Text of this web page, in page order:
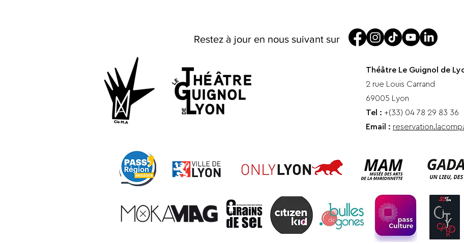
Restez à jour en nous suivant sur
Théâtre Le Guignol de
2 rue Louis Carrand
69005 Lyon
Tel : +(33) 04 78 29 83 36
Email :